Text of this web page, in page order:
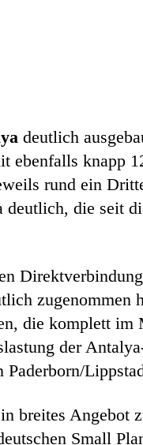
deutlich
ebenfalls knapp
rund ein
die seit
zugenommen
die komplett im
der
Paderborn/
breites Angebot
Small